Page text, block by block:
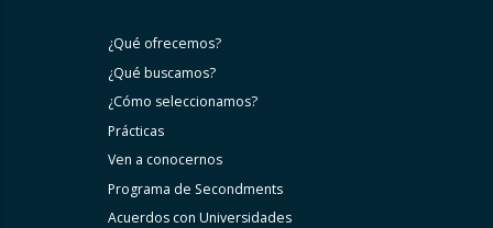
¿Qué ofrecemos?
¿Qué buscamos?
¿Cómo seleccionamos?
Prácticas
Ven a conocernos
Programa de Secondments
Acuerdos con Universidades